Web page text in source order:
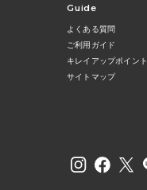
Guide
よくある質問
ご利用ガイド
キレイアップポイント
サイトマップ